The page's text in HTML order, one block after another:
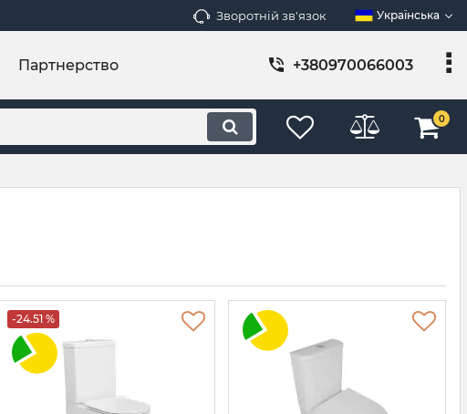
Зворотній зв'язок Українська
Партнерство +380970066003
0
-24.51 %